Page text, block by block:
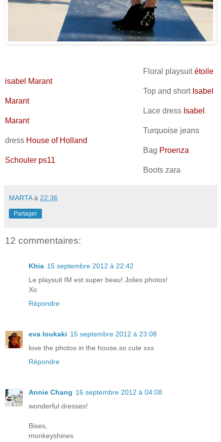
Floral playsuitétoile
isabel Marant
Top and short Isabel
Marant
Lace dress Isabel
Marant
Turquoise jeans
dress House of Holland
Bag Proenza
Schouler ps11
Boots zara
MARTA à 22:36
Partager
12 commentaires:
Khia 15 septembre 2012 à 22:42
Le playsuit IM est super beau! Jolies photos!
Xo
Répondre
eva loukaki 15 septembre 2012 à 23:08
love the photos in the house.so cute xxx
Répondre
Annie Chang 16 septembre 2012 à 04:08
wonderful dresses!
Bises,
monkeyshines